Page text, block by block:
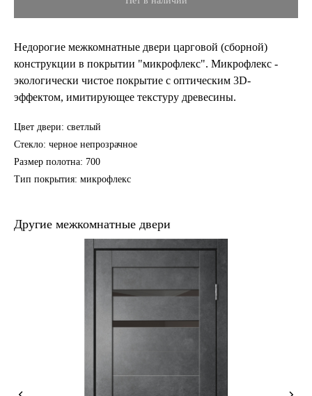
Недорогие межкомнатные двери царговой (сборной)
конструкции в покрытии "микрофлекс". Микрофлекс -
экологически чистое покрытие с оптическим 3D-
эффектом, имитирующее текстуру древесины.
Цвет двери: светлый
Стекло: черное непрозрачное
Размер полотна: 700
Тип покрытия: микрофлекс
Другие межкомнатные двери